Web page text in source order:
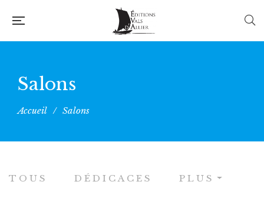
Salons
Accueil / Salons
TOUS DÉDICACES PLUS